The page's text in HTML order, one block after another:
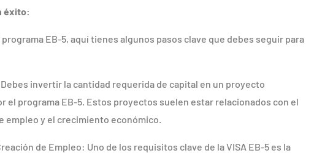
éxito:
EB-5, aquí tienes algunos pasos clave que debes seguir para
invertir la cantidad requerida de capital en un proyecto
el programa EB-5. Estos proyectos suelen estar relacionados con el
y el crecimiento económico.
de Empleo: Uno de los requisitos clave de la VISA EB-5 es la